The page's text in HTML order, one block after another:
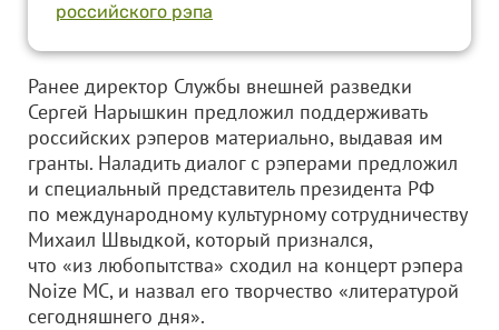
российского рэпа
Ранее директор Службы внешней разведки
Сергей Нарышкин предложил поддерживать
российских рэперов материально, выдавая им
гранты. Наладить диалог с рэперами предложил
и специальный представитель президента РФ
по международному культурному сотрудничеству
Михаил Швыдкой, который признался,
что «из любопытства» сходил на концерт рэпера
Noize MC, и назвал его творчество «литературой
сегодняшнего дня».